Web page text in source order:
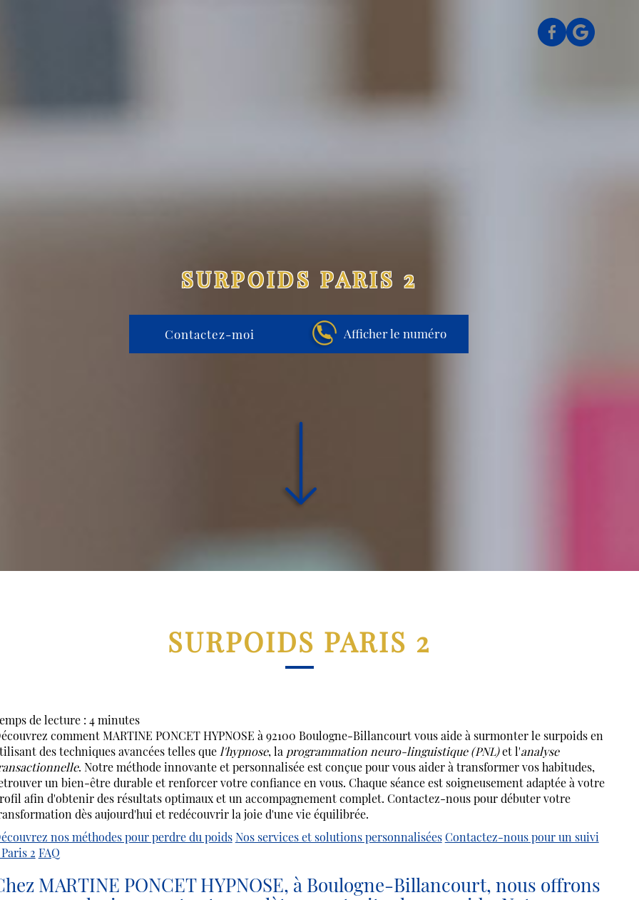
SURPOIDS PARIS 2
Contactez-moi Afficher le numéro
SURPOIDS PARIS 2
de lecture : 4 minutes
comment MARTINE PONCET HYPNOSE à 92100 Boulogne-Billancourt vous aide à surmonter le surpoids en
des techniques avancées telles que l'hypnose, la programmation neuro-linguistique (PNL)et l'analyse
. Notre méthode innovante et personnalisée est conçue pour vous aider à transformer vos habitudes,
un bien-être durable et renforcer votre confiance en vous. Chaque séance est soigneusement adaptée à votre
afin d'obtenir des résultats optimaux et un accompagnement complet. Contactez-nous pour débuter votre
dès aujourd'hui et redécouvrir la joie d'une vie équilibrée.
nos méthodes pour perdre du poids Nos services et solutions personnalisées Contactez-nous pour un suivi
2 FAQ
MARTINE PONCET HYPNOSE, à Boulogne-Billancourt, nous offrons